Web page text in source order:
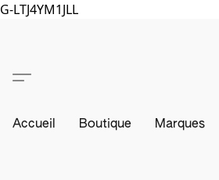
G-LTJ4YM1JLL
Accueil Boutique Marques